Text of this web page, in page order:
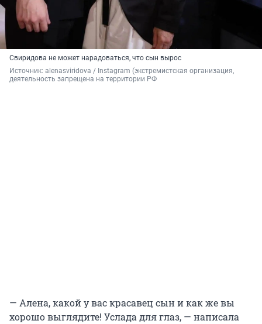
Свиридова не может нарадоваться, что сын вырос
Источник: alenasviridova / Instagram (экстремистская организация,
деятельность запрещена на территории РФ
— Алена, какой у вас красавец сын и как же вы
хорошо выглядите! Услада для глаз, — написала